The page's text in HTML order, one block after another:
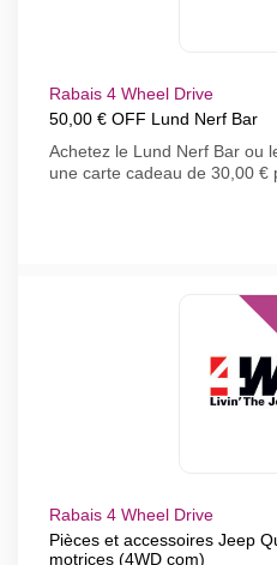
Rabais 4 Wheel Drive
50,00 € OFF Lund Nerf Bar
Achetez le Lund Nerf Bar ou
une carte cadeau de 30,00 €
Rabais 4 Wheel Drive
Pièces et accessoires Jeep
motrices (4WD com)